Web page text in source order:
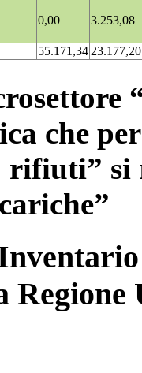
0,00 3.253,08
55.171,3423.177,20
che
rifiuti”